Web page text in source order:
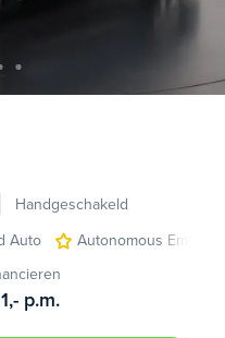
Handgeschakeld
Auto
Autonomous
p.m.